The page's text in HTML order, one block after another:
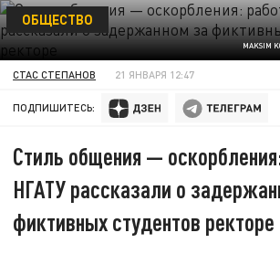
MAKSIM
ОБЩЕСТВО
СТАС СТЕПАНОВ 21 ЯНВАРЯ 12:47
ПОДПИШИТЕСЬ:
Стиль общения —
НГАТУ рассказали о
фиктивных студентов ректоре